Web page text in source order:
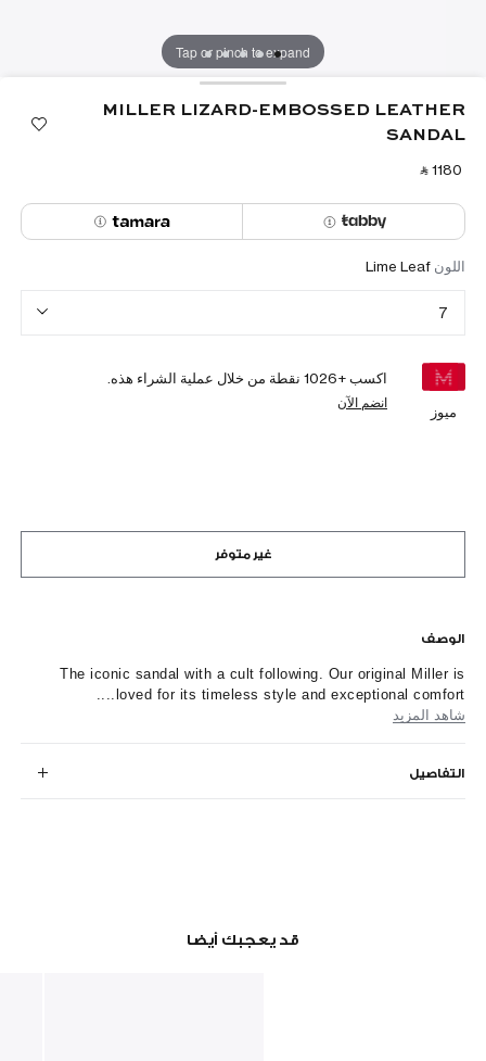
Tap or pinch to expand
MILLER LIZARD-EMBOSSED LEATHER
SANDAL
‎ ⃁ ⁦1180⁩ ‎
اللون Lime Leaf
7
ميوز
اكسب +1026 نقطة من خلال عملية الشراء هذه.
انضم الآن
غير متوفر
الوصف
The iconic sandal with a cult following. Our original Miller is
loved for its timeless style and exceptional comfort....
شاهد المزيد
التفاصيل
قد يعجبك أيضا